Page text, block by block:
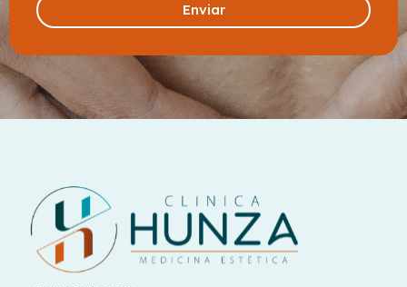
Enviar